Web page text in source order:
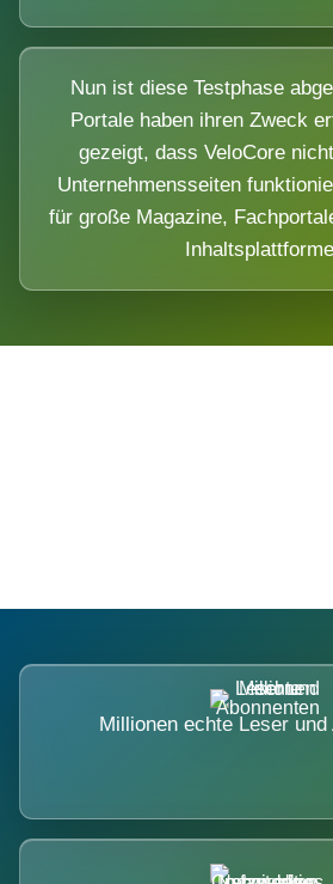
Nun ist diese Testphase
Portale haben ihren Zweck
gezeigt, dass VeloCore
Unternehmensseiten
für große Magazine,
Millionen echte Leser und